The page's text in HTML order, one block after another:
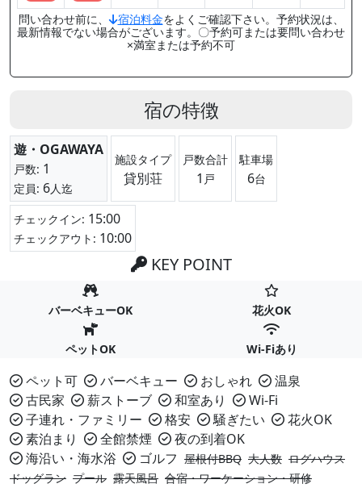
問い合わせ前に、 宿泊料金をよくご確認下さい。予約状況は、
最新情報でない場合がございます。〇予約可または要問い合わせ
×満室または予約不可
宿の特徴
遊・OGAWAYA
戸数: 1
定員: 6人迄
施設タイプ
貸別荘
戸数合計
1 戸
駐車場
6台
チェックイン: 15:00
チェックアウト: 10:00
KEY POINT
バーベキューOK 花火OK
ペットOK Wi-Fiあり
ペット可 バーベキュー おしゃれ
温泉
古民家
薪ストーブ 和室あり
Wi-Fi
子連れ・ファミリー
格安 騒ぎたい
花火OK
素泊まり
全館禁煙
夜の到着OK
海沿い・海水浴
ゴルフ 屋根付BBQ 大人数 ログハウス
ドッグラン プール 露天風呂 合宿・ワーケーション・研修